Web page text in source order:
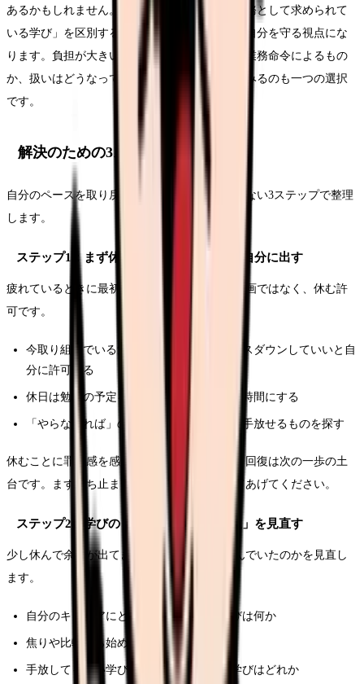
あるかもしれません。「自主的な学び」と「業務として求められて
いる学び」を区別することは、過度な負担から自分を守る視点にな
ります。負担が大きいと感じたら、その研修が業務命令によるもの
か、扱いはどうなっているかを職場に確認してみるのも一つの選択
です。
解決のための3ステップ
自分のペースを取り戻すための手順を、無理のない3ステップで整理
します。
ステップ1：まず休む・立ち止まる許可を自分に出す
疲れているときに最初に必要なのは、新しい計画ではなく、休む許
可です。
今取り組んでいる勉強・資格を、一度ペースダウンしていいと自
分に許可する
休日は勉強の予定を入れず、回復のための時間にする
「やらなければ」のリストを一度見直し、手放せるものを探す
休むことに罪悪感を感じるかもしれませんが、回復は次の一歩の土
台です。まず立ち止まる許可を、自分に出してあげてください。
ステップ2：学びの「目的」と「優先順位」を見直す
少し休んで余裕が出てきたら、何のために学んでいたのかを見直し
ます。
自分のキャリアにとって本当に必要な学びは何か
焦りや比較から始めた学びはどれか
手放してもいい学び、後回しにしていい学びはどれか